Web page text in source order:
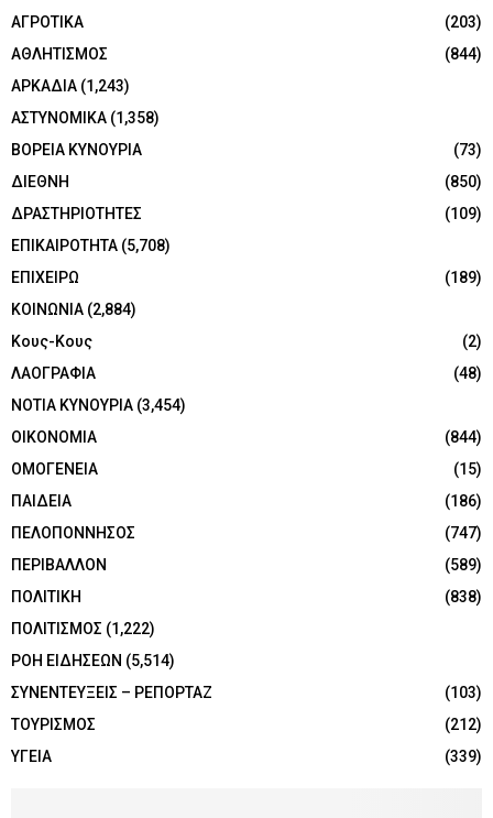
ΑΓΡΟΤΙΚΑ
(203)
ΑΘΛΗΤΙΣΜΟΣ
(844)
ΑΡΚΑΔΙΑ (1,243)
ΑΣΤΥΝΟΜΙΚΑ (1,358)
ΒΟΡΕΙΑ ΚΥΝΟΥΡΙΑ
(73)
ΔΙΕΘΝΗ
(850)
ΔΡΑΣΤΗΡΙΟΤΗΤΕΣ
(109)
ΕΠΙΚΑΙΡΟΤΗΤΑ (5,708)
ΕΠΙΧΕΙΡΩ
(189)
ΚΟΙΝΩΝΙΑ (2,884)
Κους-Κους
(2)
ΛΑΟΓΡΑΦΙΑ
(48)
ΝΟΤΙΑ ΚΥΝΟΥΡΙΑ (3,454)
ΟΙΚΟΝΟΜΙΑ
(844)
ΟΜΟΓΕΝΕΙΑ
(15)
ΠΑΙΔΕΙΑ
(186)
ΠΕΛΟΠΟΝΝΗΣΟΣ
(747)
ΠΕΡΙΒΑΛΛΟΝ
(589)
ΠΟΛΙΤΙΚΗ
(838)
ΠΟΛΙΤΙΣΜΟΣ (1,222)
ΡΟΗ ΕΙΔΗΣΕΩΝ (5,514)
ΣΥΝΕΝΤΕΥΞΕΙΣ – ΡΕΠΟΡΤΑΖ
(103)
ΤΟΥΡΙΣΜΟΣ
(212)
ΥΓΕΙΑ
(339)